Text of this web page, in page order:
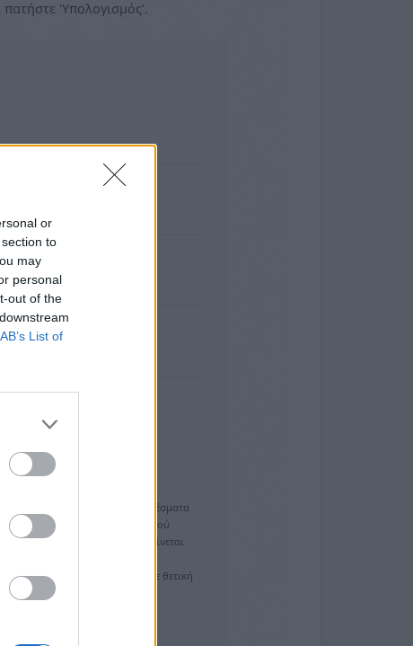
or
to
may
personal
out of the
List of